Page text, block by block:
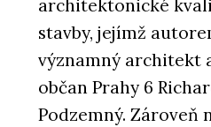
architektonické
stavby, jejímž
významný architekt
občan Prahy 6
Podzemný. Zároveň